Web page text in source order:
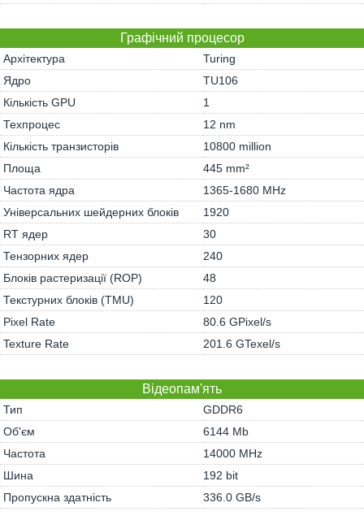
Графічний процесор
Архітектура
Turing
Ядро
TU106
Кількість GPU
1
Техпроцес
12 nm
Кількість транзисторів
10800 million
Площа
445 mm²
Частота ядра
1365-1680 MHz
Універсальних шейдерних блоків
1920
RT ядер
30
Тензорних ядер
240
Блоків растеризації (ROP)
48
Текстурних блоків (TMU)
120
Pixel Rate
80.6 GPixel/s
Texture Rate
201.6 GTexel/s
Відеопам'ять
Тип
GDDR6
Об'єм
6144 Mb
Частота
14000 MHz
Шина
192 bit
Пропускна здатність
336.0 GB/s